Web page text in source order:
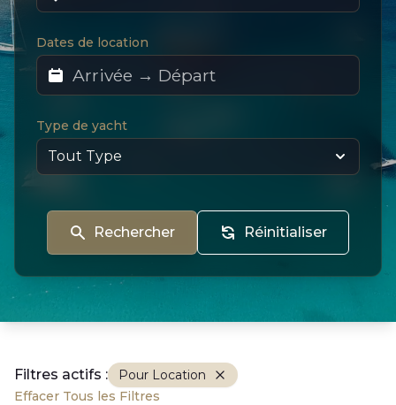
Dates de location
Type de yacht
Rechercher Réinitialiser
Filtres actifs :
Pour Location
Effacer Tous les Filtres